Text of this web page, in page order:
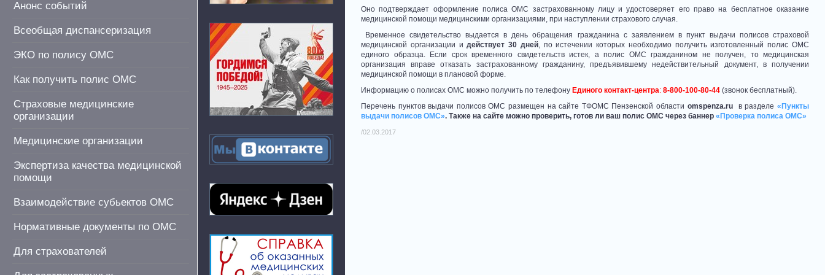
Анонс событий
Всеобщая диспансеризация
ЭКО по полису ОМС
Как получить полис ОМС
Страховые медицинские
организации
Медицинские организации
Экспертиза качества медицинской
помощи
Взаимодействие субьектов ОМС
Нормативные документы по ОМС
Для страхователей
Оно подтверждает оформление полиса ОМС застрахованному лицу и удостоверяет его право на бесплатное оказание
медицинской помощи медицинскими организациями, при наступлении страхового случая.
Временное свидетельство выдается в день обращения гражданина с заявлением в пункт выдачи полисов страховой
медицинской организации идействует 30 дней, по истечении которых необходимо получить изготовленный полис ОМС
единого образца. Если срок временного свидетельств истек, а полис ОМС гражданином не получен, то медицинская
организация вправе отказать застрахованному гражданину, предъявившему недействительный документ, в получении
медицинской помощи в плановой форме.
Информацию о полисах ОМС можно получить по телефону Единого контакт-центра: 8-800-100-80-44 (звонок бесплатный).
Перечень пунктов выдачи полисов ОМС размещен на сайте ТФОМС Пензенской области omspenza.ru в разделе«Пункты
выдачи полисов ОМС». Также на сайте можно проверить, готов ли ваш полис ОМС через баннер «Проверка полиса ОМС»
/02.03.2017